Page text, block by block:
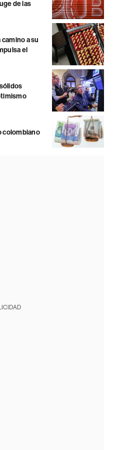
de las
a su
el
colombiano